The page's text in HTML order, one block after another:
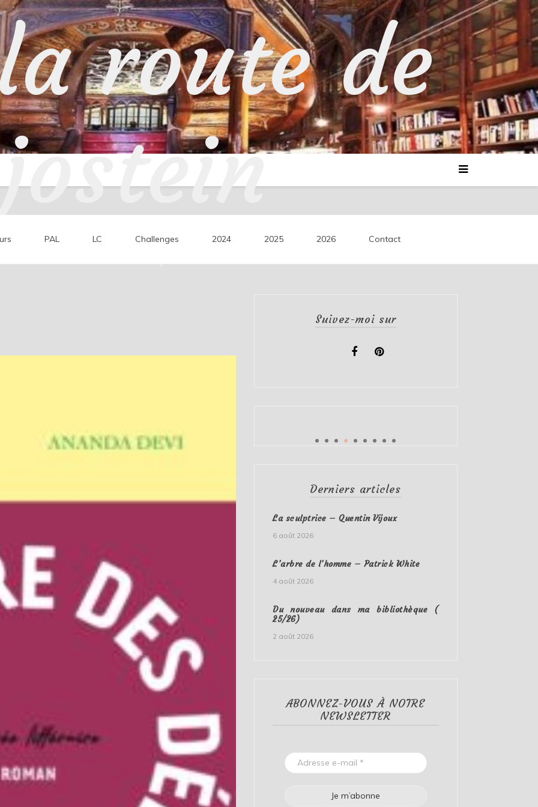
route de
jostein
PAL LC Challenges 2024 2025 2026 Contact
Suivez-moi sur
Derniers articles
La sculptrice – Quentin Vijoux
6 août 2026
L’arbre de l’homme – Patrick White
4 août 2026
Du nouveau dans ma bibliothèque (
25/26)
2 août 2026
ABONNEZ-VOUS À NOTRE
NEWSLETTER